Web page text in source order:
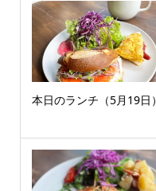
本日のランチ（5月19日）